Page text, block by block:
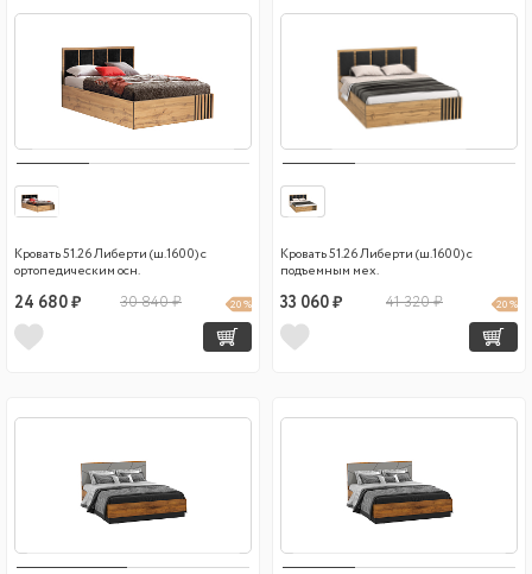
Кровать 51.26 Либерти (ш.1600) с
ортопедическим осн.
24 680 ₽ 30 840 ₽ 20 %
Кровать 51.26 Либерти (ш.1600) с
подъемным мех.
33 060 ₽ 41 320 ₽ 20 %